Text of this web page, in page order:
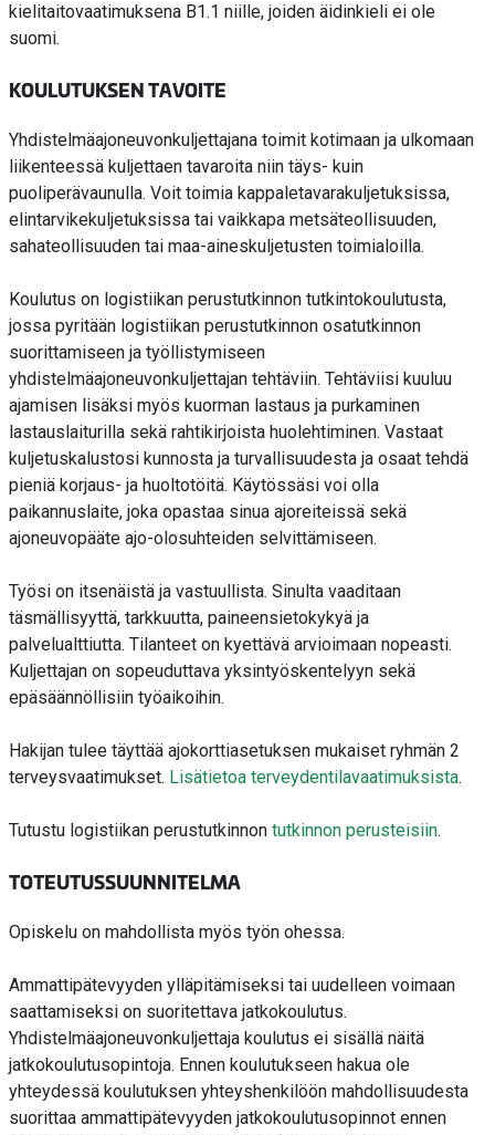
kielitaitovaatimuksena B1.1 niille, joiden äidinkieli ei ole
suomi.
KOULUTUKSEN TAVOITE
Yhdistelmäajoneuvonkuljettajana toimit kotimaan ja ulkomaan
liikenteessä kuljettaen tavaroita niin täys- kuin
puoliperävaunulla. Voit toimia kappaletavarakuljetuksissa,
elintarvikekuljetuksissa tai vaikkapa metsäteollisuuden,
sahateollisuuden tai maa-aineskuljetusten toimialoilla.
Koulutus on logistiikan perustutkinnon tutkintokoulutusta,
jossa pyritään logistiikan perustutkinnon osatutkinnon
suorittamiseen ja työllistymiseen
yhdistelmäajoneuvonkuljettajan tehtäviin. Tehtäviisi kuuluu
ajamisen lisäksi myös kuorman lastaus ja purkaminen
lastauslaiturilla sekä rahtikirjoista huolehtiminen. Vastaat
kuljetuskalustosi kunnosta ja turvallisuudesta ja osaat tehdä
pieniä korjaus- ja huoltotöitä. Käytössäsi voi olla
paikannuslaite, joka opastaa sinua ajoreiteissä sekä
ajoneuvopääte ajo-olosuhteiden selvittämiseen.
Työsi on itsenäistä ja vastuullista. Sinulta vaaditaan
täsmällisyyttä, tarkkuutta, paineensietokykyä ja
palvelualttiutta. Tilanteet on kyettävä arvioimaan nopeasti.
Kuljettajan on sopeuduttava yksintyöskentelyyn sekä
epäsäännöllisiin työaikoihin.
Hakijan tulee täyttää ajokorttiasetuksen mukaiset ryhmän 2
terveysvaatimukset. Lisätietoa terveydentilavaatimuksista.
Tutustu logistiikan perustutkinnon tutkinnon perusteisiin.
TOTEUTUSSUUNNITELMA
Opiskelu on mahdollista myös työn ohessa.
Ammattipätevyyden ylläpitämiseksi tai uudelleen voimaan
saattamiseksi on suoritettava jatkokoulutus.
Yhdistelmäajoneuvonkuljettaja koulutus ei sisällä näitä
jatkokoulutusopintoja. Ennen koulutukseen hakua ole
yhteydessä koulutuksen yhteyshenkilöön mahdollisuudesta
suorittaa ammattipätevyyden jatkokoulutusopinnot ennen